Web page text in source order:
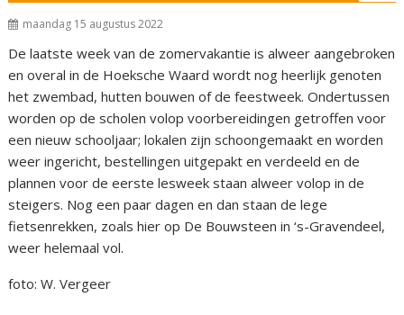
maandag 15 augustus 2022
De laatste week van de zomervakantie is alweer aangebroken
en overal in de Hoeksche Waard wordt nog heerlijk genoten
het zwembad, hutten bouwen of de feestweek. Ondertussen
worden op de scholen volop voorbereidingen getroffen voor
een nieuw schooljaar; lokalen zijn schoongemaakt en worden
weer ingericht, bestellingen uitgepakt en verdeeld en de
plannen voor de eerste lesweek staan alweer volop in de
steigers. Nog een paar dagen en dan staan de lege
fietsenrekken, zoals hier op De Bouwsteen in ‘s-Gravendeel,
weer helemaal vol.
foto: W. Vergeer